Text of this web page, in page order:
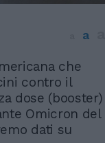
a
che
contro il
dose (booster)
Omicron del
dati su